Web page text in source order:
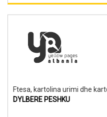
Ftesa, kartolina urimi dhe
DYLBERE PESHKU